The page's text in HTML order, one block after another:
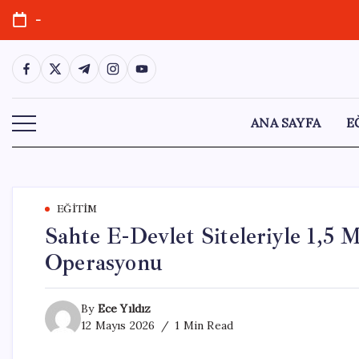
Skip
content
-
https://www.facebook.com/
https://twitter.com/
https://t.me/
https://www.instagram.com/
https://youtube.com/
ANA SAYFA
EĞITIM
Sahte E-Devlet Siteleriyle 1,5
Operasyonu
By Ece Yıldız
12 Mayıs 2026
1 Min Read